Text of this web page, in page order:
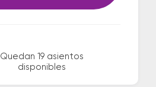
Quedan 19 asientos
disponibles